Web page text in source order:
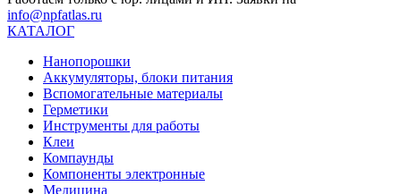
info@npfatlas.ru
КАТАЛОГ
Нанопорошки
Аккумуляторы, блоки питания
Вспомогательные материалы
Герметики
Инструменты для работы
Клеи
Компаунды
Компоненты электронные
Медицина